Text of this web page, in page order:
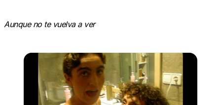
Aunque no te vuelva a ver